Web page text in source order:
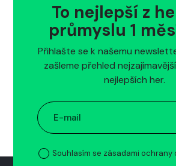
To nejlepší z
průmyslu 1
Přihlašte se k našemu
zašleme přehled
nejlepších her.
Souhlasím se zásadami ochrany